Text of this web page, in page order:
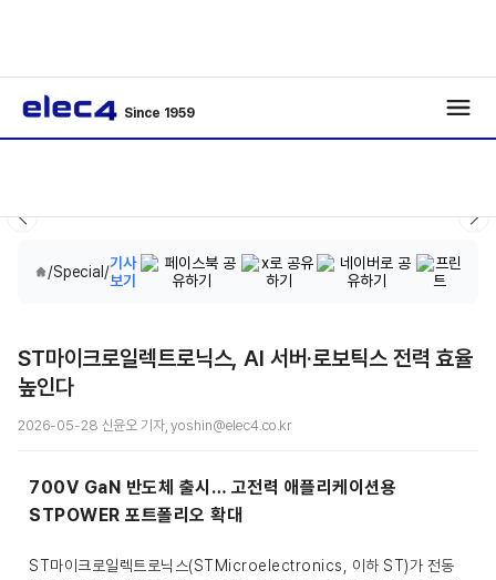
Since 1959
/Special /기사
보기
ST마이크로일렉트로닉스, AI 서버·로보틱스 전력 효율
높인다
2026-05-28 신윤오 기자, yoshin@elec4.co.kr
700V GaN 반도체 출시… 고전력 애플리케이션용
STPOWER 포트폴리오 확대
ST마이크로일렉트로닉스(STMicroelectronics, 이하 ST)가 전동